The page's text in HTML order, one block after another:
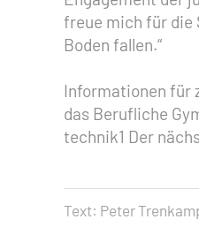
freue mich für die
Boden fallen.“
Informationen für
das Berufliche
technik1 Der
Text: Peter